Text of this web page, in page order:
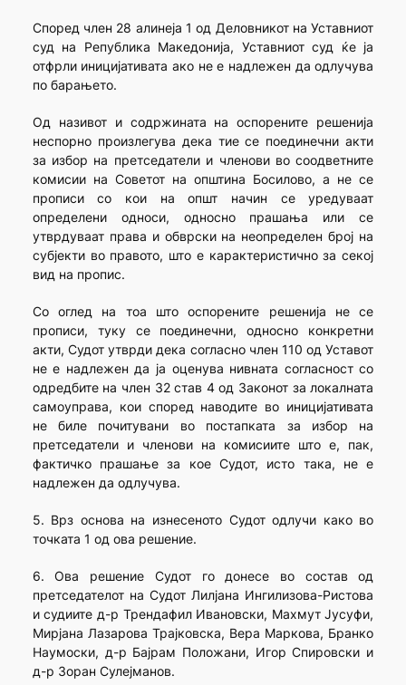
Според член 28 алинеја 1 од Деловникот на Уставниот
суд на Република Македонија, Уставниот суд ќе ја
отфрли иницијативата ако не е надлежен да одлучува
по барањето.
Од називот и содржината на оспорените решенија
неспорно произлегува дека тие се поединечни акти
за избор на претседатели и членови во соодветните
комисии на Советот на општина Босилово, а не се
прописи со кои на општ начин се уредуваат
определени односи, односно прашања или се
утврдуваат права и обврски на неопределен број на
субјекти во правото, што е карактеристично за секој
вид на пропис.
Со оглед на тоа што оспорените решенија не се
прописи, туку се поединечни, односно конкретни
акти, Судот утврди дека согласно член 110 од Уставот
не е надлежен да ја оценува нивната согласност со
одредбите на член 32 став 4 од Законот за локалната
самоуправа, кои според наводите во иницијативата
не биле почитувани во постапката за избор на
претседатели и членови на комисиите што е, пак,
фактичко прашање за кое Судот, исто така, не е
надлежен да одлучува.
5. Врз основа на изнесеното Судот одлучи како во
точката 1 од ова решение.
6. Ова решение Судот го донесе во состав од
претседателот на Судот Лилјана Ингилизова-Ристова
и судиите д-р Трендафил Ивановски, Махмут Јусуфи,
Мирјана Лазарова Трајковска, Вера Маркова, Бранко
Наумоски, д-р Бајрам Положани, Игор Спировски и
д-р Зоран Сулејманов.